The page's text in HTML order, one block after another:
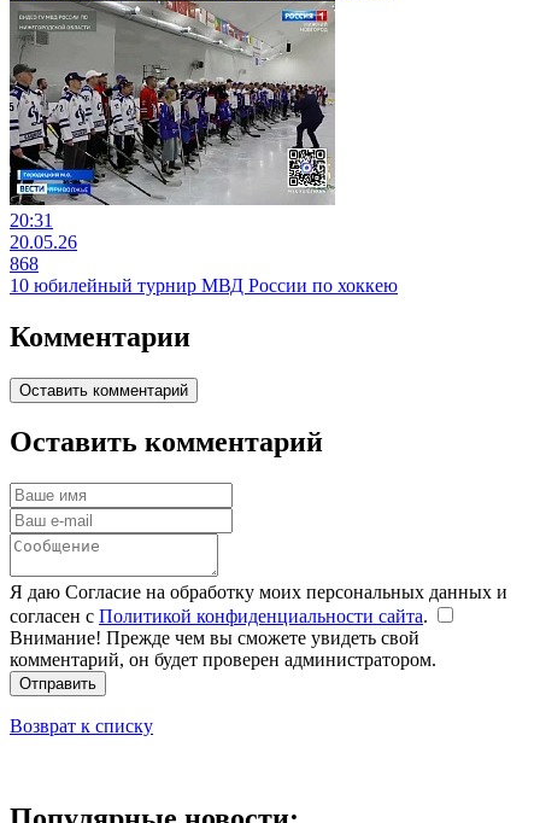
20:31
20.05.26
868
10 юбилейный турнир МВД России по хоккею
Комментарии
Оставить комментарий
Оставить комментарий
Я даю Согласие на обработку моих персональных данных и
согласен с Политикой конфиденциальности сайта.
Внимание! Прежде чем вы сможете увидеть свой
комментарий, он будет проверен администратором.
Отправить
Возврат к списку